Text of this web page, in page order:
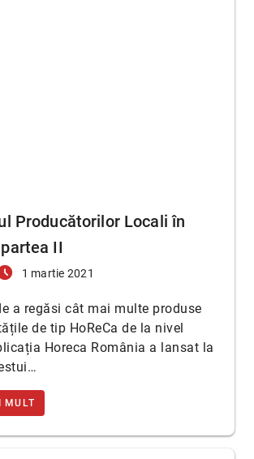
Producătorilor Locali în
II
1 martie 2021
a regăsi cât mai multe produse
de tip HoReCa de la nivel
Horeca România a lansat la
MULT